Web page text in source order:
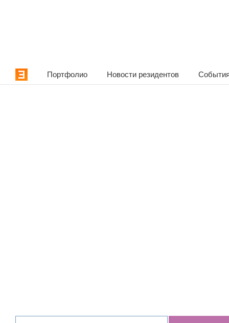
Портфолио Новости резидентов